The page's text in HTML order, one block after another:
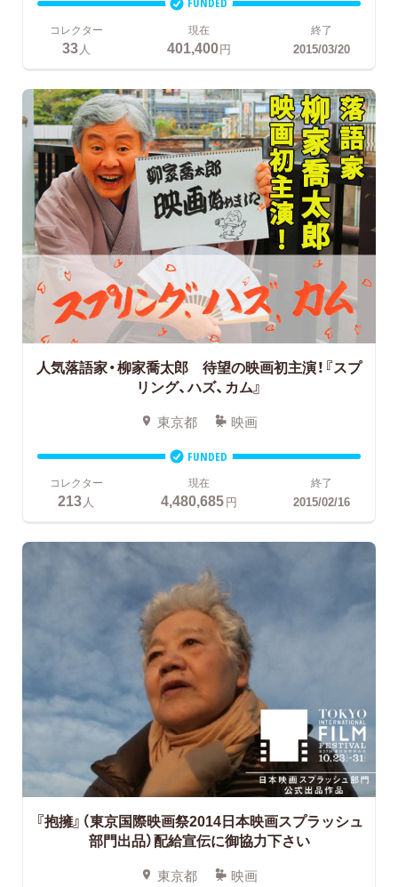
コレクター
33 人
現在
401,400円
終了
2015/03/20
人気落語家・柳家喬太郎 待望の映画初主演！『スプ
リング、ハズ、カム』
東京都 映画
FUNDED
コレクター
213人
現在
4,480,685円
終了
2015/02/16
『抱擁』（東京国際映画祭2014日本映画スプラッシュ
部門出品）配給宣伝に御協力下さい
東京都 映画